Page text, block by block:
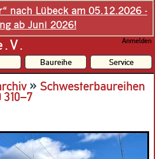
nach Lübeck am 05.12.2026 -
ab Juni 2026!
Anmelden
Baureihe Service
» Schwesterbaureihen
310–7